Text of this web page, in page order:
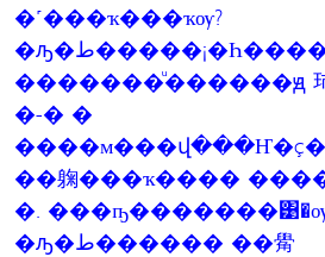
�˹���ҡ���ҡѹ?
�ԡ�ط�����¡�Һ������
�������ͧ������ԭ
�-� �
��躹���ҡ����
�.
�ԡ�ط������ ��觷